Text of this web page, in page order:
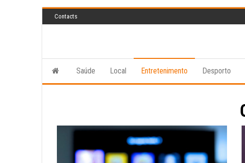
Skip
to
Contacts
Saúde Local Entretenimento Desporto